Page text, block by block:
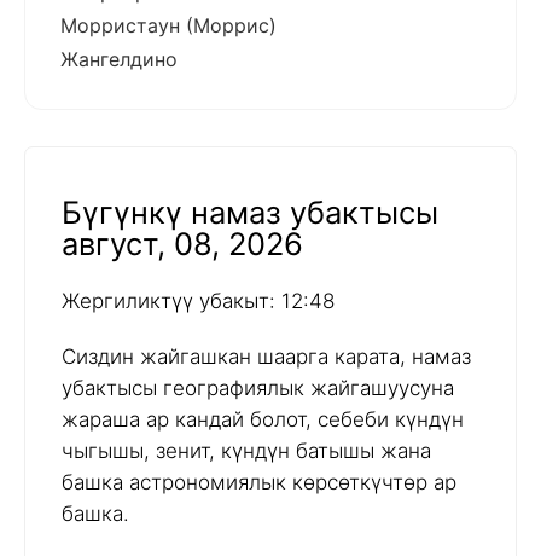
Морристаун (Моррис)
Жангелдино
Бүгүнкү намаз убактысы
август, 08, 2026
Жергиликтүү убакыт: 12:48
Сиздин жайгашкан шаарга карата, намаз
убактысы географиялык жайгашуусуна
жараша ар кандай болот, себеби күндүн
чыгышы, зенит, күндүн батышы жана
башка астрономиялык көрсөткүчтөр ар
башка.